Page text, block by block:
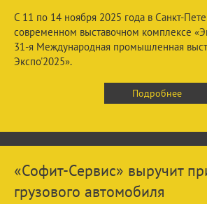
С 11 по 14 ноября 2025 года в Санкт-
современном выставочном комплексе
31-я Международная промышленная
Экспо'2025».
Подробнее
«Софит-Сервис» выручит
грузового автомобиля